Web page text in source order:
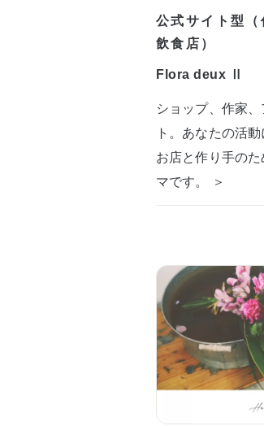
公式サイト型（
飲食店）
Flora deux Ⅱ
ショップ、作家
ト。あなたの活
お店と作り手の
マです。 ＞